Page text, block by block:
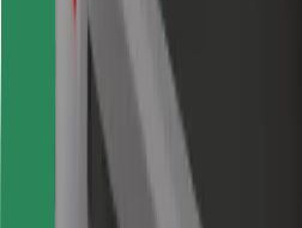
Kwa abiria
Kwa madereva
Kwa matarishi
Bolt Food
Kwa wamiliki wa motokaa